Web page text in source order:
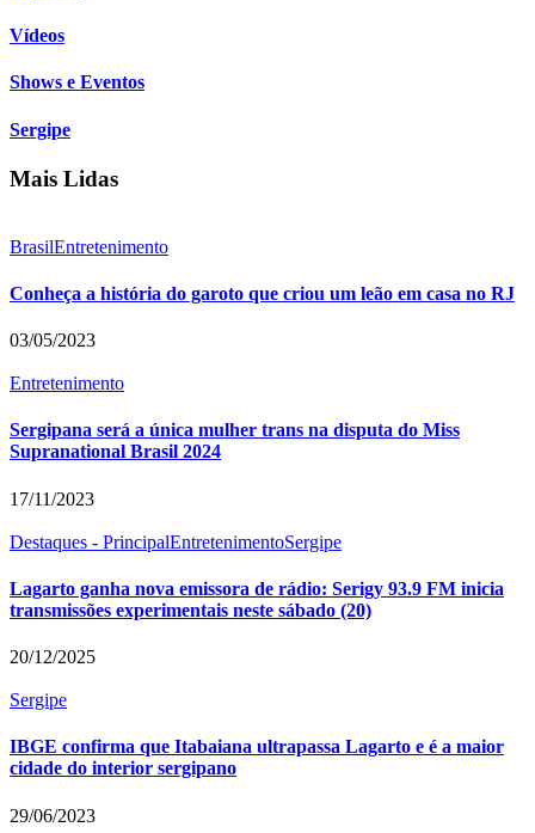
Vídeos
Shows e Eventos
Sergipe
Mais Lidas
BrasilEntretenimento
Conheça a história do garoto que criou um leão em casa no RJ
03/05/2023
Entretenimento
Sergipana será a única mulher trans na disputa do Miss
Supranational Brasil 2024
17/11/2023
Destaques - PrincipalEntretenimentoSergipe
Lagarto ganha nova emissora de rádio: Serigy 93.9 FM inicia
transmissões experimentais neste sábado (20)
20/12/2025
Sergipe
IBGE confirma que Itabaiana ultrapassa Lagarto e é a maior
cidade do interior sergipano
29/06/2023